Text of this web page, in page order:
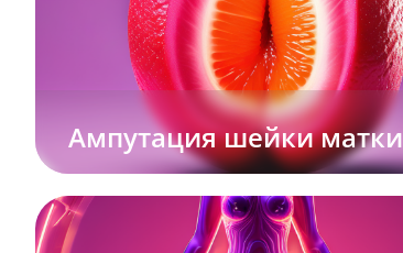
Ампутация шейки матки